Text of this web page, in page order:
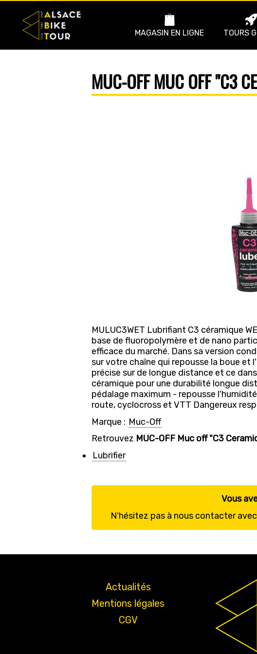
MAGASIN EN LIGNE TOURS
MUC-OFF MUC OFF "C3
MULUC3WET Lubrifiant C3 céramique
base de fluoropolymère et de nano
efficace du marché. Dans sa version
sur votre chaîne qui repousse la boue et
précise sur de longue distance et ce
céramique pour une durabilité longue
pédalage maximum - repousse
route, cyclocross et VTT Dangereux
Marque : Muc-Off
Retrouvez MUC-OFF Muc off "C3
Lubrifier
Vous
N'hésitez pas à nous contacter
Actualités
Mentions légales
CGV